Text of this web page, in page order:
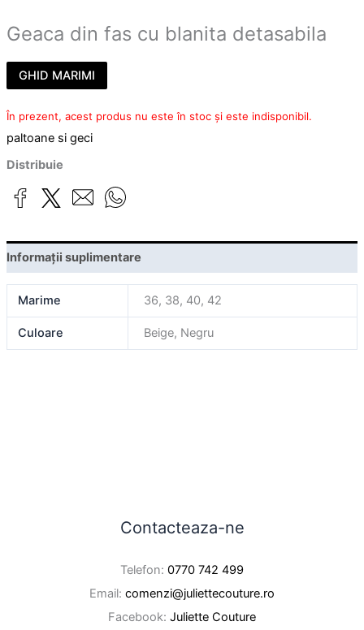
Geaca din fas cu blanita detasabila
GHID MARIMI
În prezent, acest produs nu este în stoc și este indisponibil.
paltoane si geci
Distribuie
Informații suplimentare
Marime 36, 38, 40, 42
Culoare Beige, Negru
Contacteaza-ne
Telefon: 0770 742 499
Email: comenzi@juliettecouture.ro
Facebook: Juliette Couture